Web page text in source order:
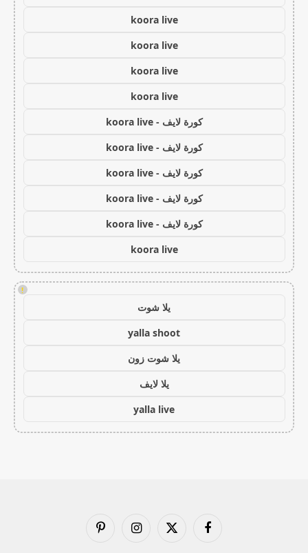
koora live
koora live
koora live
koora live
كورة لايف - koora live
كورة لايف - koora live
كورة لايف - koora live
كورة لايف - koora live
كورة لايف - koora live
koora live
!
يلا شوت
yalla shoot
يلا شوت زون
يلا لايف
yalla live
فيسبوك
X
الانستغرامبينتيريست